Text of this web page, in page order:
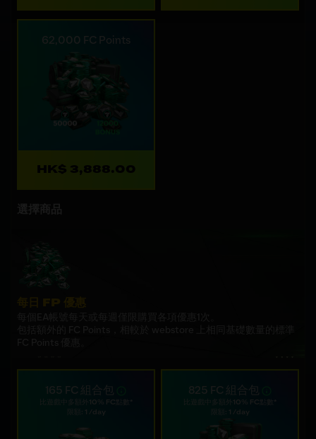
62,000 FC Points
HK$ 3,888.00
165 FC 組合包
比遊戲中多額外10% FC點數*
限額: 1 /day
825 FC 組合包
比遊戲中多額外10% FC點數*
限額: 1 /day